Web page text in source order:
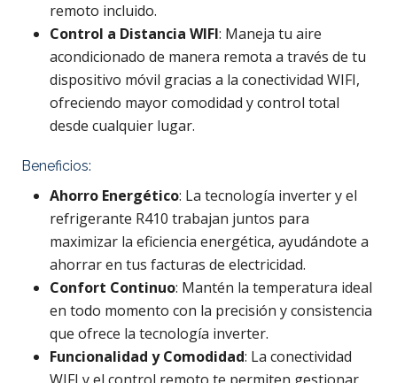
remoto incluido.
Control a Distancia WIFI: Maneja tu aire
acondicionado de manera remota a través de tu
dispositivo móvil gracias a la conectividad WIFI,
ofreciendo mayor comodidad y control total
desde cualquier lugar.
Beneficios:
Ahorro Energético: La tecnología inverter y el
refrigerante R410 trabajan juntos para
maximizar la eficiencia energética, ayudándote a
ahorrar en tus facturas de electricidad.
Confort Continuo: Mantén la temperatura ideal
en todo momento con la precisión y consistencia
que ofrece la tecnología inverter.
Funcionalidad y Comodidad: La conectividad